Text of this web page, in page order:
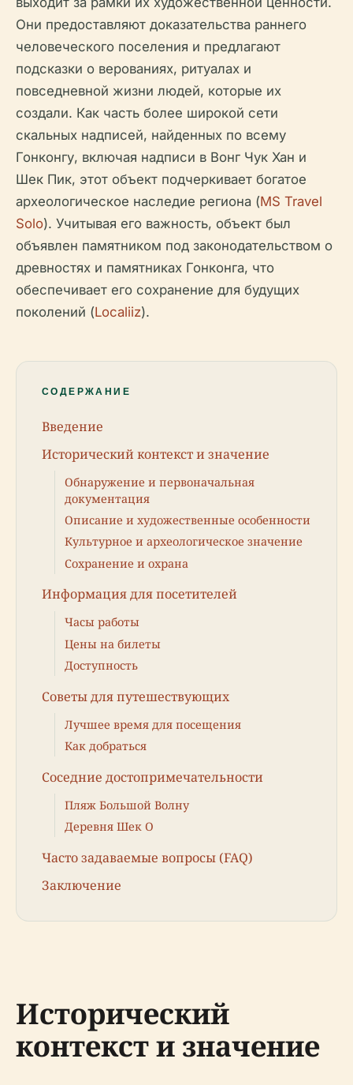
Они предоставляют доказательства раннего
человеческого поселения и предлагают
подсказки о верованиях, ритуалах и
повседневной жизни людей, которые их
создали. Как часть более широкой сети
скальных надписей, найденных по всему
Гонконгу, включая надписи в Вонг Чук Хан и
Шек Пик, этот объект подчеркивает богатое
археологическое наследие региона (MS Travel
Solo). Учитывая его важность, объект был
объявлен памятником под законодательством о
древностях и памятниках Гонконга, что
обеспечивает его сохранение для будущих
поколений (Localiiz).
СОДЕРЖАНИЕ
Введение
Исторический контекст и значение
Обнаружение и первоначальная
документация
Описание и художественные особенности
Культурное и археологическое значение
Сохранение и охрана
Информация для посетителей
Часы работы
Цены на билеты
Доступность
Советы для путешествующих
Лучшее время для посещения
Как добраться
Соседние достопримечательности
Пляж Большой Волну
Деревня Шек О
Часто задаваемые вопросы (FAQ)
Заключение
Исторический
контекст и значение